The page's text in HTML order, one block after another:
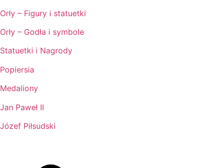
Orły – Figury i statuetki
Orły – Godła i symbole
Statuetki i Nagrody
Popiersia
Medaliony
Jan Paweł II
Józef Piłsudski